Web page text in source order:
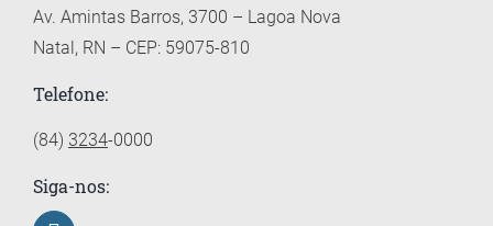
Av. Amintas Barros, 3700 – Lagoa Nova
Natal, RN – CEP: 59075-810
Telefone:
(84) 3234-0000
Siga-nos: